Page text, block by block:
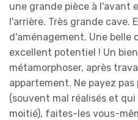
une grande pièce à l'avant
l'arrière. Très grande cave.
d'aménagement. Une belle
excellent potentiel ! Un
métamorphoser, après
appartement. Ne payez
(souvent mal réalisés et
moitié), faites-les vous-